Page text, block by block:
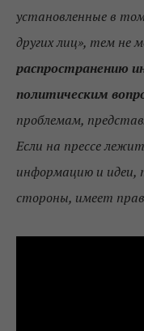
установленные в
других лиц», тем не
распространению
политическим
проблемам,
Если на прессе
информацию и идеи,
стороны, имеет